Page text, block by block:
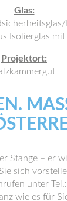
Glas:
Isolierglas
Projektort:
Stange – er
sich
unter Tel.:
wie es für